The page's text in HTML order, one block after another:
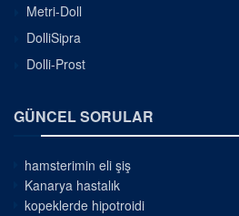
Metri-Doll
DolliSipra
Dolli-Prost
GÜNCEL SORULAR
hamsterimin eli şiş
Kanarya hastalık
kopeklerde hipotroidi